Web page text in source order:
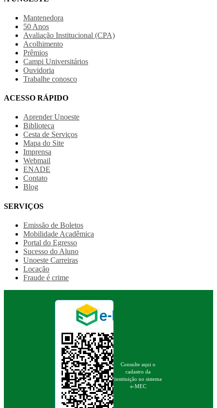
Mantenedora
50 Anos
Avaliação Institucional (CPA)
Acolhimento
Prêmios
Campi Universitários
Ouvidoria
Trabalhe conosco
ACESSO RÁPIDO
Aprender Unoeste
Biblioteca
Cesta de Serviços
Mapa do Site
Imprensa
Webmail
ENADE
Contato
Blog
SERVIÇOS
Emissão de Boletos
Mobilidade Acadêmica
Portal do Egresso
Sucesso do Aluno
Unoeste Carreiras
Locação
Fraude é crime
Consulte aqui o
cadastro da
instituição no sistema
e-MEC